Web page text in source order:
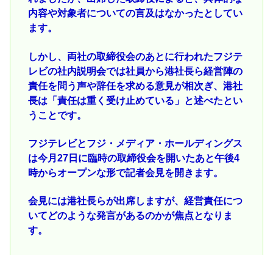
内容や対象者についての言及はなかったとしてい
ます。
しかし、両社の取締役会のあとに行われたフジテ
レビの社内説明会では社員から港社長ら経営陣の
責任を問う声や辞任を求める意見が相次ぎ、港社
長は「責任は重く受け止めている」と述べたとい
うことです。
フジテレビとフジ・メディア・ホールディングス
は今月27日に臨時の取締役会を開いたあと午後4
時からオープンな形で記者会見を開きます。
会見には港社長らが出席しますが、経営責任につ
いてどのような発言があるのかが焦点となりま
す。